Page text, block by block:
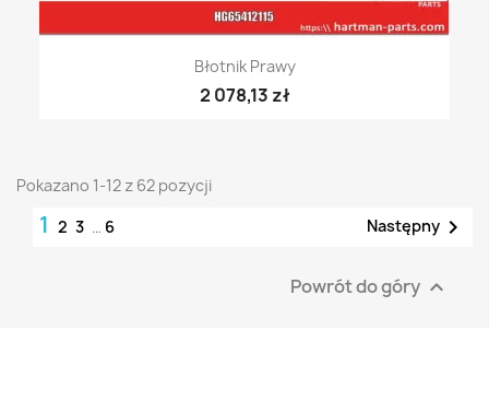
Błotnik Prawy
2 078,13 zł
Pokazano 1-12 z 62 pozycji
1 2 3 … 6 Następny 
Powrót do góry 